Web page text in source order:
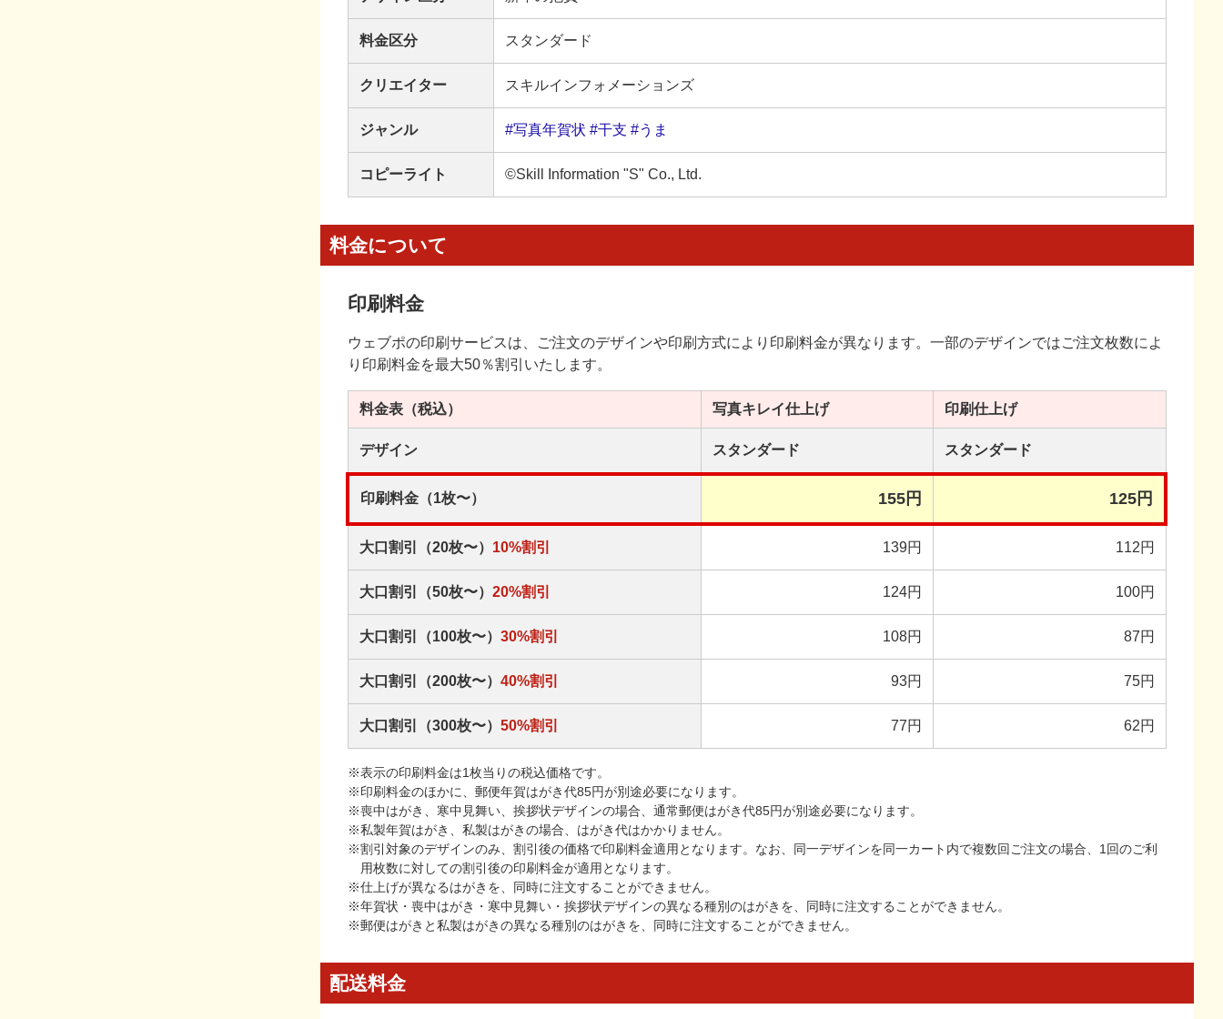
料金区分 スタンダード
クリエイター スキルインフォメーションズ
ジャンル #写真年賀状 #干支 #うま
コピーライト ©Skill Information "S" Co., Ltd.
料金について
印刷料金
ウェブポの印刷サービスは、ご注文のデザインや印刷方式により印刷料金が異なります。一部のデザインではご注文枚数によ
り印刷料金を最大50％割引いたします。
料金表 （税込） 写真キレイ仕上げ 印刷仕上げ
デザイン スタンダード スタンダード
印刷料金（1枚〜） 155円 125円
大口割引（20枚〜） 10%割引 139円 112円
大口割引（50枚〜） 20%割引 124円 100円
大口割引（100枚〜） 30%割引 108円 87円
大口割引（200枚〜） 40%割引 93円 75円
大口割引（300枚〜） 50%割引 77円 62円
※表示の印刷料金は1枚当りの税込価格です。
※印刷料金のほかに、郵便年賀はがき代85円が別途必要になります。
※喪中はがき、寒中見舞い、挨拶状デザインの場合、通常郵便はがき代85円が別途必要になります。
※私製年賀はがき、私製はがきの場合、はがき代はかかりません。
※割引対象のデザインのみ、割引後の価格で印刷料金適用となります。なお、同一デザインを同一カート内で複数回ご注文の場合、1回のご利
用枚数に対しての割引後の印刷料金が適用となります。
※仕上げが異なるはがきを、同時に注文することができません。
※年賀状・喪中はがき・寒中見舞い・挨拶状デザインの異なる種別のはがきを、同時に注文することができません。
※郵便はがきと私製はがきの異なる種別のはがきを、同時に注文することができません。
配送料金